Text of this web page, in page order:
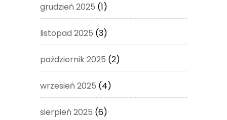
grudzień 2025 (1)
listopad 2025 (3)
październik 2025 (2)
wrzesień 2025 (4)
sierpień 2025 (6)